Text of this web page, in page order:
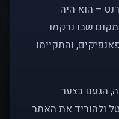
– הוא היה
מקום שבו נרקמו
והתקיימו
הגענו בצער
ולהוריד את האתר